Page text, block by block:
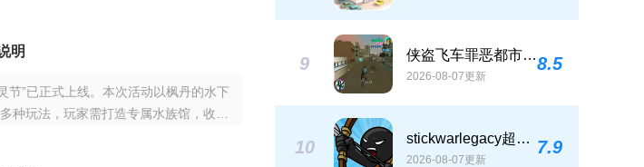
明
节”已正式上线。本次活动以枫丹的水下
种玩法，玩家需打造专属水族馆，收集
9 侠盗飞车罪恶都市免费
2026-08-07更新
8.5
10 stickwarlegacy超级魔改版
2026-08-07更新
7.9